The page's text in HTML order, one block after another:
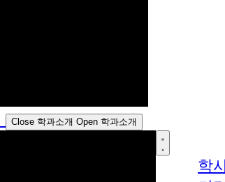
Close 학과소개 Open 학과소개
학